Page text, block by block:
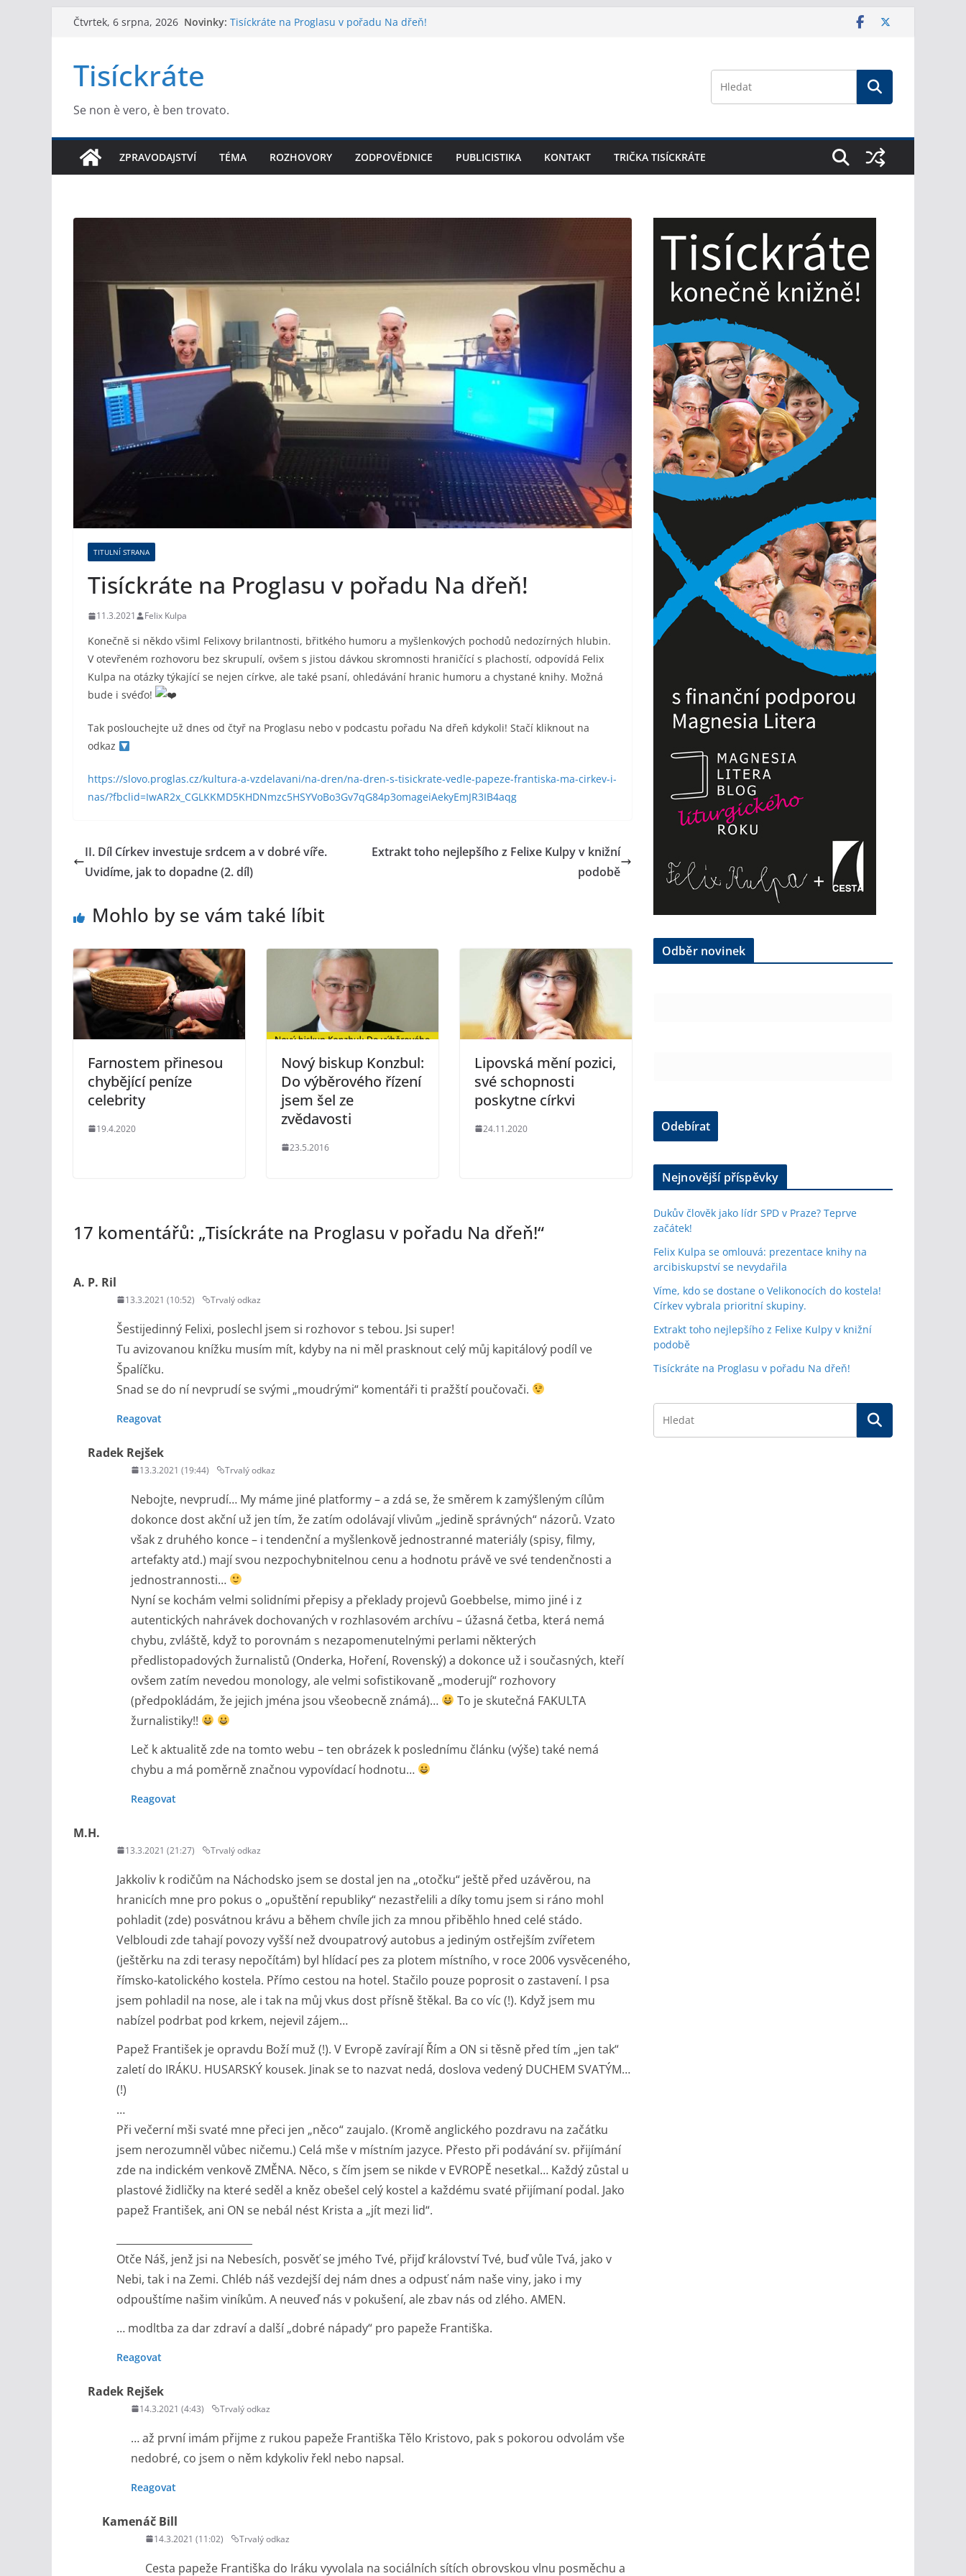
Přeskočit
Čtvrtek, 6 srpna, 2026 Novinky: Tisíckráte na Proglasu v pořadu Na dřeň!
Tisíckráte
Se non è vero, è ben trovato.
ZPRAVODAJSTVÍ TÉMA ROZHOVORY ZODPOVĚDNICE PUBLICISTIKA KONTAKT TRIČKA TISÍCKRÁTE
TITULNÍ STRANA
Tisíckráte na Proglasu v pořadu Na dřeň!
11.3.2021 Felix Kulpa
Konečně si někdo všiml Felixovy brilantnosti, břitkého humoru a myšlenkových pochodů nedozírných hlubin.
V otevřeném rozhovoru bez skrupulí, ovšem s jistou dávkou skromnosti hraničící s plachostí, odpovídá Felix
Kulpa na otázky týkající se nejen církve, ale také psaní, ohledávání hranic humoru a chystané knihy. Možná
bude i svéďo!
Tak poslouchejte už dnes od čtyř na Proglasu nebo v podcastu pořadu Na dřeň kdykoli! Stačí kliknout na
odkaz
https://slovo.proglas.cz/kultura-a-vzdelavani/na-dren/na-dren-s-tisickrate-vedle-papeze-frantiska-ma-cirkev-i-
nas/?fbclid=IwAR2x_CGLKKMD5KHDNmzc5HSYVoBo3Gv7qG84p3omageiAekyEmJR3IB4aqg
II. Díl Církev investuje srdcem a v dobré víře.
Uvidíme, jak to dopadne (2. díl)
Extrakt toho nejlepšího z Felixe Kulpy v knižní
podobě
Mohlo by se vám také líbit
Farnostem přinesou
chybějící peníze
celebrity
19.4.2020
Nový biskup Konzbul:
Do výběrového řízení
jsem šel ze
zvědavosti
23.5.2016
Lipovská mění pozici,
své schopnosti
poskytne církvi
24.11.2020
17 komentářů: „Tisíckráte na Proglasu v pořadu Na dřeň!“
A. P. Ril
13.3.2021 (10:52) Trvalý odkaz
Šestijedinný Felixi, poslechl jsem si rozhovor s tebou. Jsi super!
Tu avizovanou knížku musím mít, kdyby na ni měl prasknout celý můj kapitálový podíl ve
Špalíčku.
Snad se do ní nevprudí se svými „moudrými“ komentáři ti pražští poučovači.
Reagovat
Radek Rejšek
13.3.2021 (19:44) Trvalý odkaz
Nebojte, nevprudí… My máme jiné platformy – a zdá se, že směrem k zamýšleným cílům
dokonce dost akční už jen tím, že zatím odolávají vlivům „jedině správných“ názorů. Vzato
však z druhého konce – i tendenční a myšlenkově jednostranné materiály (spisy, filmy,
artefakty atd.) mají svou nezpochybnitelnou cenu a hodnotu právě ve své tendenčnosti a
jednostrannosti…
Nyní se kochám velmi solidními přepisy a překlady projevů Goebbelse, mimo jiné i z
autentických nahrávek dochovaných v rozhlasovém archívu – úžasná četba, která nemá
chybu, zvláště, když to porovnám s nezapomenutelnými perlami některých
předlistopadových žurnalistů (Onderka, Hoření, Rovenský) a dokonce už i současných, kteří
ovšem zatím nevedou monology, ale velmi sofistikovaně „moderují“ rozhovory
(předpokládám, že jejich jména jsou všeobecně známá)…
To je skutečná FAKULTA
žurnalistiky!!
Leč k aktualitě zde na tomto webu – ten obrázek k poslednímu článku (výše) také nemá
chybu a má poměrně značnou vypovídací hodnotu…
Reagovat
M.H.
13.3.2021 (21:27) Trvalý odkaz
Jakkoliv k rodičům na Náchodsko jsem se dostal jen na „otočku“ ještě před uzávěrou, na
hranicích mne pro pokus o „opuštění republiky“ nezastřelili a díky tomu jsem si ráno mohl
pohladit (zde) posvátnou krávu a během chvíle jich za mnou přiběhlo hned celé stádo.
Velbloudi zde tahají povozy vyšší než dvoupatrový autobus a jediným ostřejším zvířetem
(ještěrku na zdi terasy nepočítám) byl hlídací pes za plotem místního, v roce 2006 vysvěceného,
římsko-katolického kostela. Přímo cestou na hotel. Stačilo pouze poprosit o zastavení. I psa
jsem pohladil na nose, ale i tak na můj vkus dost přísně štěkal. Ba co víc (!). Když jsem mu
nabízel podrbat pod krkem, nejevil zájem…
Papež František je opravdu Boží muž (!). V Evropě zavírají Řím a ON si těsně před tím „jen tak“
zaletí do IRÁKU. HUSARSKÝ kousek. Jinak se to nazvat nedá, doslova vedený DUCHEM SVATÝM…
(!)
…
Při večerní mši svaté mne přeci jen „něco“ zaujalo. (Kromě anglického pozdravu na začátku
jsem nerozumněl vůbec ničemu.) Celá mše v místním jazyce. Přesto při podávání sv. přijímání
zde na indickém venkově ZMĚNA. Něco, s čím jsem se nikde v EVROPĚ nesetkal… Každý zůstal u
plastové židličky na které seděl a kněz obešel celý kostel a každému svaté přijímaní podal. Jako
papež František, ani ON se nebál nést Krista a „jít mezi lid“.
Otče Náš, jenž jsi na Nebesích, posvěť se jmého Tvé, přijď království Tvé, buď vůle Tvá, jako v
Nebi, tak i na Zemi. Chléb náš vezdejší dej nám dnes a odpusť nám naše viny, jako i my
odpouštíme našim viníkům. A neuveď nás v pokušení, ale zbav nás od zlého. AMEN.
… modltba za dar zdraví a další „dobré nápady“ pro papeže Františka.
Reagovat
Radek Rejšek
14.3.2021 (4:43) Trvalý odkaz
… až první imám přijme z rukou papeže Františka Tělo Kristovo, pak s pokorou odvolám vše
nedobré, co jsem o něm kdykoliv řekl nebo napsal.
Reagovat
Kamenáč Bill
14.3.2021 (11:02) Trvalý odkaz
Cesta papeže Františka do Iráku vyvolala na sociálních sítích obrovskou vlnu posměchu a
Odběr novinek
Nejnovější příspěvky
Dukův člověk jako lídr SPD v Praze? Teprve
začátek!
Felix Kulpa se omlouvá: prezentace knihy na
arcibiskupství se nevydařila
Víme, kdo se dostane o Velikonocích do kostela!
Církev vybrala prioritní skupiny.
Extrakt toho nejlepšího z Felixe Kulpy v knižní
podobě
Tisíckráte na Proglasu v pořadu Na dřeň!